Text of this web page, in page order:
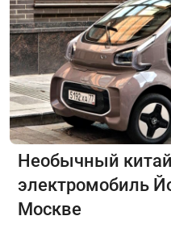
Необычный
электромобиль
Москве